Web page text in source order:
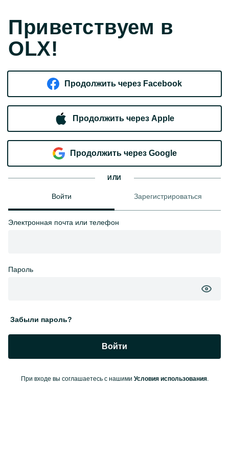
Приветствуем в
OLX!
Продолжить через Facebook
Продолжить через Apple
Продолжить через Google
ИЛИ
Войти Зарегистрироваться
Электронная почта или телефон
Пароль
Забыли пароль?
Войти
При входе вы соглашаетесь с нашими Условия использования.